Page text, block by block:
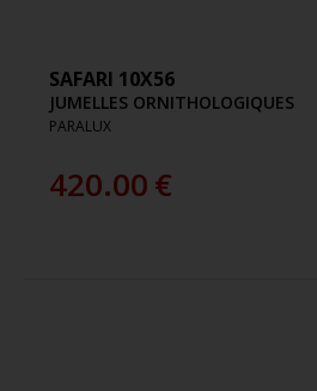
SAFARI 10X56
JUMELLES ORNITHOLOGIQUES
PARALUX
420.00€